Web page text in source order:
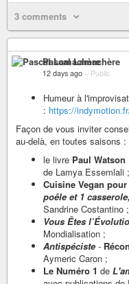
3 comments
Pascal Lamachère
12 days ago – Public
Humeur à
: https://
Façon de vous inviter
au-delà, en toutes saisons :
le livre Paul Watson
de Lamya Essemlali ;
Cuisine Vegan
poêle et 1
Sandrine Costantino ;
Vous Êtes
Mondialisation ;
Antispéciste -
Aymeric Caron ;
Le Numéro 1 de